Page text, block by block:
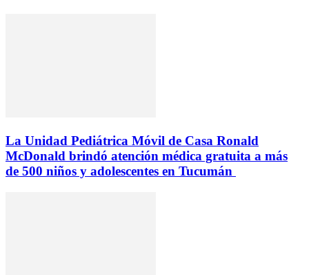
La Unidad Pediátrica Móvil de Casa Ronald
McDonald brindó atención médica gratuita a más
de 500 niños y adolescentes en Tucumán